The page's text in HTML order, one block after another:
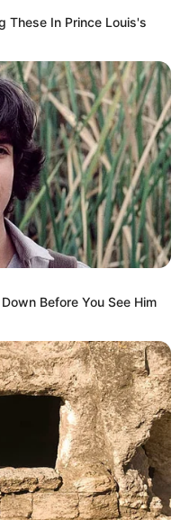
These In Prince Louis's
Before You See Him